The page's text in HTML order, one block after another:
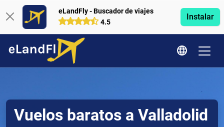
eLandFly - Buscador de viajes
4.5
Instalar
Vuelos baratos a Valladolid